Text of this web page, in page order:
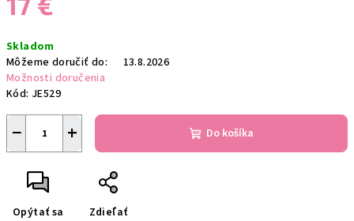
cena:
Skladom
Môžeme doručiť do:
13.8.2026
Možnosti doručenia
Kód: JE529
+
− Do košíka
Opýtať sa Zdieľať